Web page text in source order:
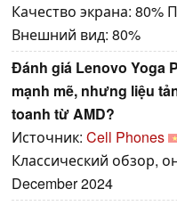
Качество экрана: 80%
Внешний вид: 80%
Đánh giá Lenovo Yoga
mạnh mẽ, nhưng liệu
toanh từ AMD?
Источник: Cell Phones
Классический обзор,
December 2024